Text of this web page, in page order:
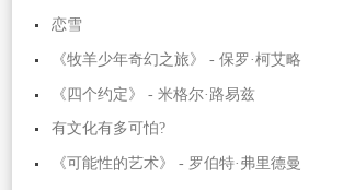
恋雪
《牧羊少年奇幻之旅》 - 保罗·柯艾略
《四个约定》 - 米格尔·路易兹
有文化有多可怕?
《可能性的艺术》 - 罗伯特·弗里德曼